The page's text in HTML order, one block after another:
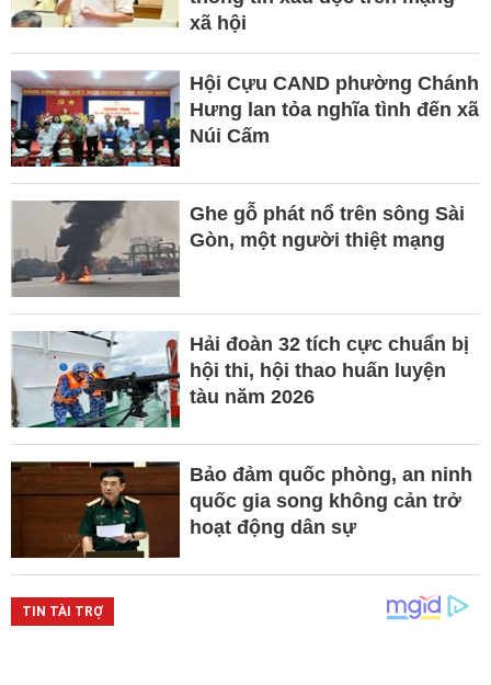
xã hội
Hội Cựu CAND phường Chánh
Hưng lan tỏa nghĩa tình đến xã
Núi Cấm
Ghe gỗ phát nổ trên sông Sài
Gòn, một người thiệt mạng
Hải đoàn 32 tích cực chuẩn bị
hội thi, hội thao huấn luyện
tàu năm 2026
Bảo đảm quốc phòng, an ninh
quốc gia song không cản trở
hoạt động dân sự